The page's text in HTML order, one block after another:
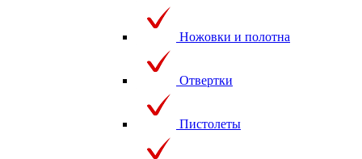
Ножовки и полотна
Отвертки
Пистолеты